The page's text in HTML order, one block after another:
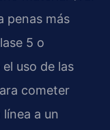
penas más
5 o
uso de las
cometer
a un